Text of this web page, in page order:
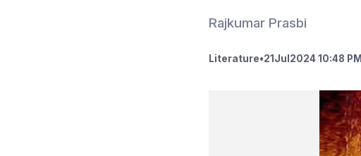
Rajkumar Prasbi
Literature•21 Jul 2024 10:48 PM